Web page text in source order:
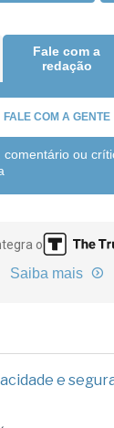
Fale com a
redação
FALE COM A GENTE
comentário ou
o
Saiba mais
e